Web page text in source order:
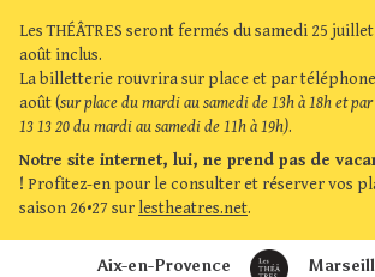
Les THÉÂTRES seront fermés du samedi 25
août inclus.
La billetterie rouvrira sur place et par
août (sur place du mardi au samedi de 13h à 18h et
13 13 20 du mardi au samedi de 11h à 19h).
Notre site internet, lui, ne prend pas de
! Profitez-en pour le consulter et réserver vos
saison 26•27 sur lestheatres.net.
Aix-en-Provence